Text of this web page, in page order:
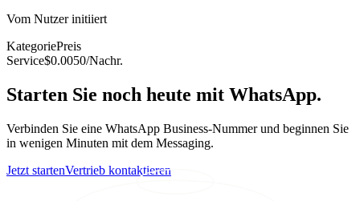
Vom Nutzer initiiert
KategoriePreis
Service$0.0050/Nachr.
Starten Sie noch heute mit WhatsApp.
Verbinden Sie eine WhatsApp Business-Nummer und beginnen Sie
in wenigen Minuten mit dem Messaging.
Jetzt startenVertrieb kontaktieren